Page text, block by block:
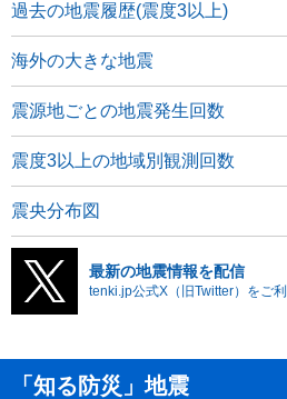
過去の地震履歴(震度3以上)
海外の大きな地震
震源地ごとの地震発生回数
震度3以上の地域別観測回数
震央分布図
最新の地震情報を配信
tenki.jp公式X（旧Twitter）をご利
「知る防災」地震